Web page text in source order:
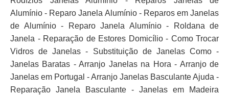
Alumínio - Reparo Janela Alumínio - Reparos em Janelas
de Alumínio - Reparo Janela Alumínio - Roldana de
Janela - Reparação de Estores Domicílio - Como Trocar
Vidros de Janelas - Substituição de Janelas Como -
Janelas Baratas - Arranjo Janelas na Hora - Arranjo de
Janelas em Portugal - Arranjo Janelas Basculante Ajuda -
Reparação Janela Basculante - Janelas em Madeira